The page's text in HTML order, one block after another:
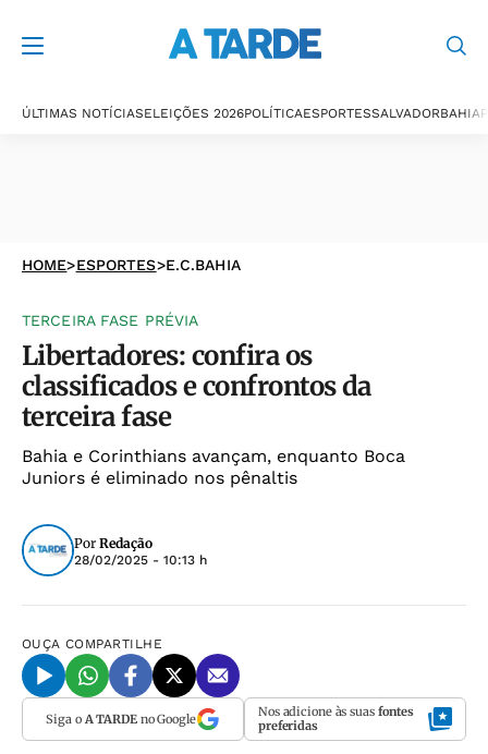
ÚLTIMAS NOTÍCIASELEIÇÕES 2026POLÍTICAESPORTESSALVADORBAHIA
HOME>ESPORTES>E.C.BAHIA
TERCEIRA FASE PRÉVIA
Libertadores: confira os
classificados e confrontos da
terceira fase
Bahia e Corinthians avançam, enquanto Boca
Juniors é eliminado nos pênaltis
Por Redação
28/02/2025 - 10:13 h
OUÇA COMPARTILHE
Siga o A TARDEno Google Nos adicione às suas fontes
preferidas